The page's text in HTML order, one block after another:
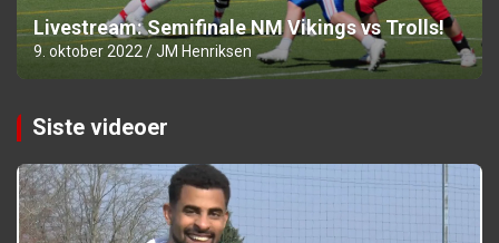
Livestream: Semifinale NM Vikings vs Trolls!
9. oktober 2022 JM Henriksen
Siste videoer